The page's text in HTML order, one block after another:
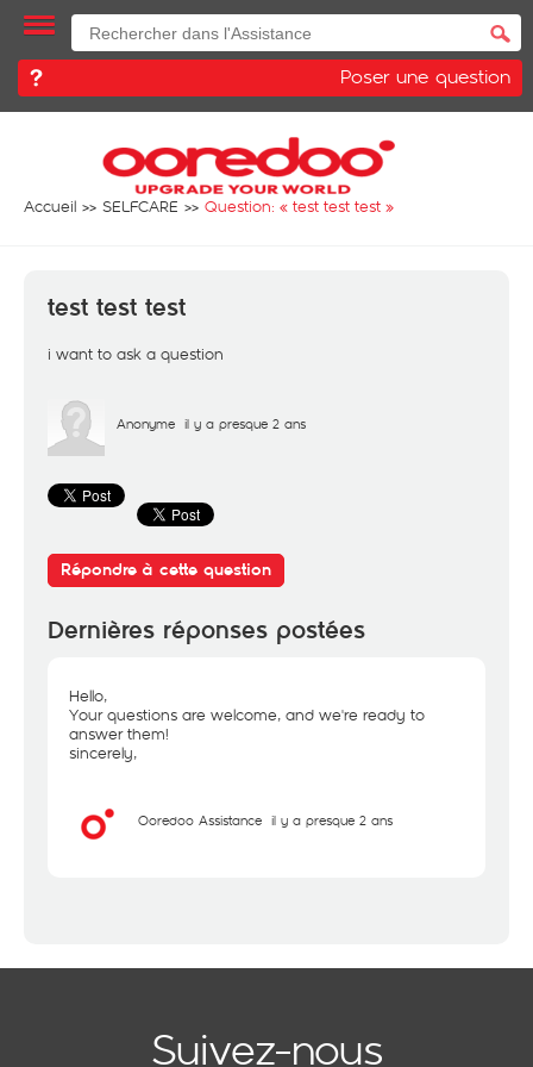
Poser une question
Accueil SELFCARE Question: « test test test »
test test test
i want to ask a question
Anonyme il y a presque 2 ans
Répondre à cette question
Dernières réponses postées
Hello,
Your questions are welcome, and we're ready to
answer them!
sincerely,
Ooredoo Assistance il y a presque 2 ans
Suivez-nous